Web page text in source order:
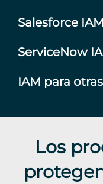
Salesforce IAM
ServiceNow
IAM para
Los